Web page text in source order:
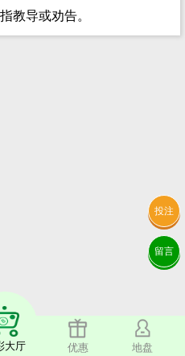
大厅 优惠 地盘
投注
留言
教导或劝告。